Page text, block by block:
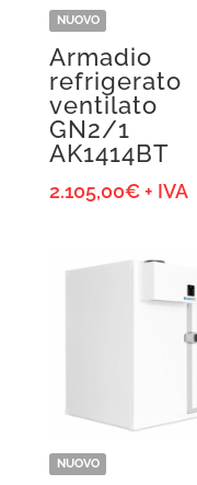
NUOVO
Armadio
refrigerato
ventilato
GN2/1
AK1414BT
2.105,00€ + IVA
NUOVO